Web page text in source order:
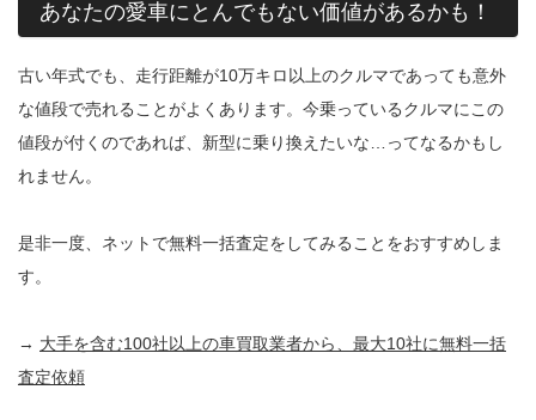
あなたの愛車にとんでもない価値があるかも！
古い年式でも、走行距離が10万キロ以上のクルマであっても意外
な値段で売れることがよくあります。今乗っているクルマにこの
値段が付くのであれば、新型に乗り換えたいな…ってなるかもし
れません。
是非一度、ネットで無料一括査定をしてみることをおすすめしま
す。
→ 大手を含む100社以上の車買取業者から、最大10社に無料一括
査定依頼